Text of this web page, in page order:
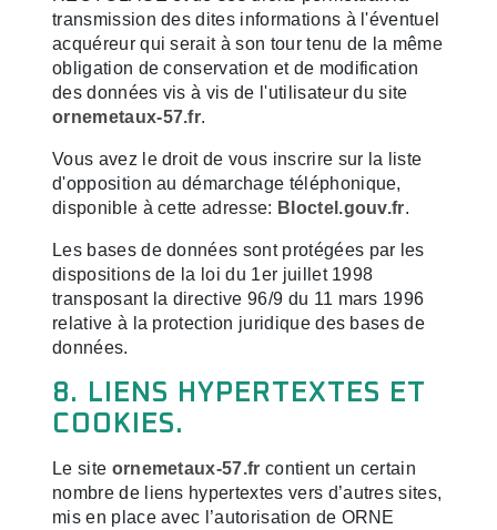
transmission des dites informations à l'éventuel
acquéreur qui serait à son tour tenu de la même
obligation de conservation et de modification
des données vis à vis de l'utilisateur du site
ornemetaux-57.fr.
Vous avez le droit de vous inscrire sur la liste
d'opposition au démarchage téléphonique,
disponible à cette adresse: Bloctel.gouv.fr.
Les bases de données sont protégées par les
dispositions de la loi du 1er juillet 1998
transposant la directive 96/9 du 11 mars 1996
relative à la protection juridique des bases de
données.
8. LIENS HYPERTEXTES ET
COOKIES.
Le site ornemetaux-57.fr contient un certain
nombre de liens hypertextes vers d’autres sites,
mis en place avec l’autorisation de ORNE